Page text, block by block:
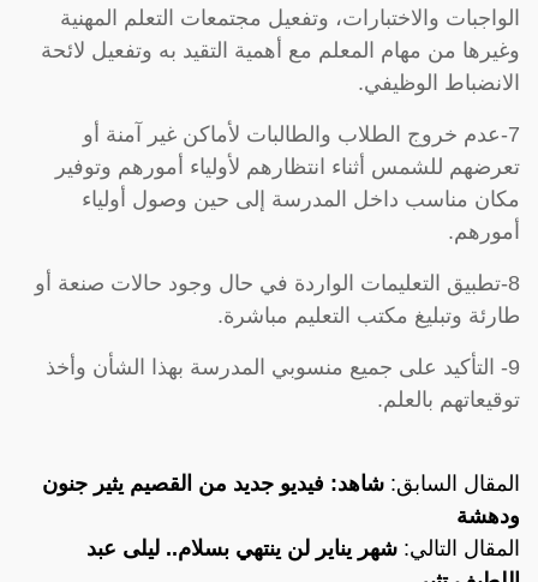
الواجبات والاختبارات، وتفعيل مجتمعات التعلم المهنية
وغيرها من مهام المعلم مع أهمية التقيد به وتفعيل لائحة
الانضباط الوظيفي.
7-عدم خروج الطلاب والطالبات لأماكن غير آمنة أو
تعرضهم للشمس أثناء انتظارهم لأولياء أمورهم وتوفير
مكان مناسب داخل المدرسة إلى حين وصول أولياء
أمورهم.
8-تطبيق التعليمات الواردة في حال وجود حالات صنعة أو
طارئة وتبليغ مكتب التعليم مباشرة.
9- التأكيد على جميع منسوبي المدرسة بهذا الشأن وأخذ
توقيعاتهم بالعلم.
المقال السابق: شاهد: فيديو جديد من القصيم يثير جنون
ودهشة
المقال التالي: شهر يناير لن ينتهي بسلام.. ليلى عبد